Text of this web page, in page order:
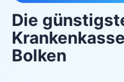
Die
Bolken